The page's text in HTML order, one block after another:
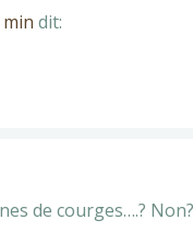
dit:
de courges….? Non?